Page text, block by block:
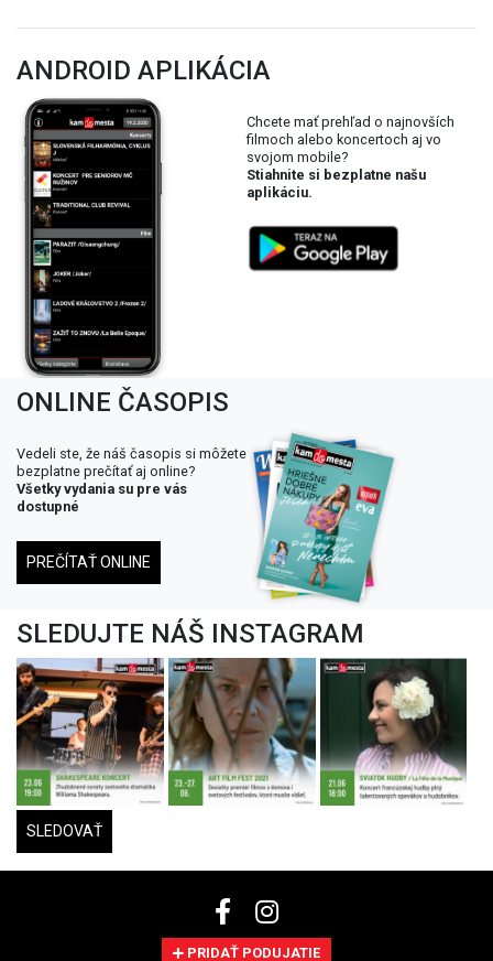
ANDROID APLIKÁCIA
Chcete mať prehľad o najnovších
filmoch alebo koncertoch aj vo
svojom mobile?
Stiahnite si bezplatne našu
aplikáciu.
ONLINE ČASOPIS
Vedeli ste, že náš časopis si môžete
bezplatne prečítať aj online?
Všetky vydania su pre vás
dostupné
PREČÍTAŤ ONLINE
SLEDUJTE NÁŠ INSTAGRAM
SLEDOVAŤ
PRIDAŤ PODUJATIE